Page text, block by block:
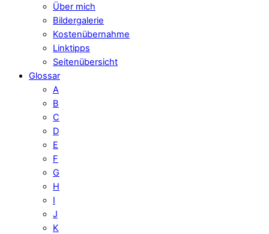
Über mich
Bildergalerie
Kostenübernahme
Linktipps
Seitenübersicht
Glossar
A
B
C
D
E
F
G
H
I
J
K